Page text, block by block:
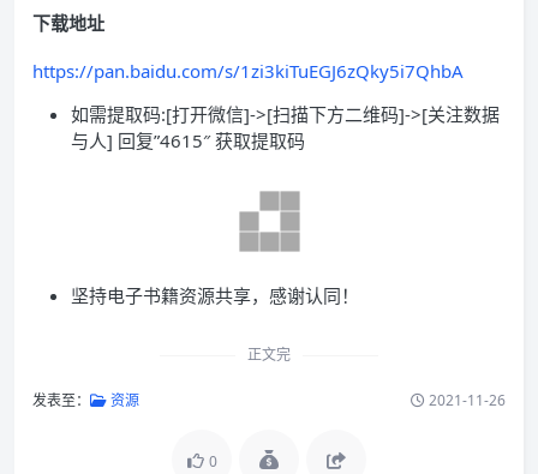
下载地址
https://pan.baidu.com/s/1zi3kiTuEGJ6zQky5i7QhbA
如需提取码:[打开微信]->[扫描下方二维码]->[关注数据
与人] 回复”4615″ 获取提取码
坚持电子书籍资源共享，感谢认同！
正文完
发表至： 资源 2021-11-26
0